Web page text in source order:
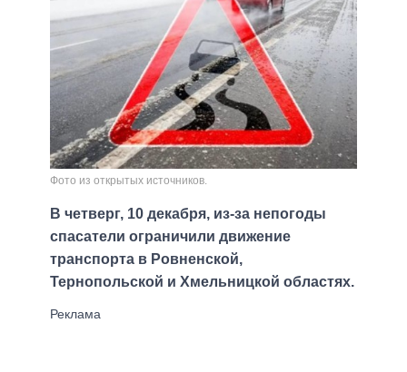
Фото из открытых источников.
В четверг, 10 декабря, из-за непогоды
спасатели ограничили движение
транспорта в Ровненской,
Тернопольской и Хмельницкой областях.